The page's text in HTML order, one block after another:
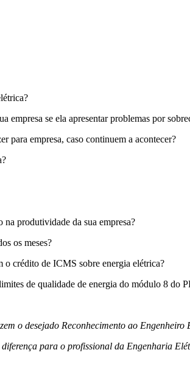
empresa se ela apresentar problemas por
para empresa, caso continuem a acontecer?
na produtividade da sua empresa?
os meses?
o crédito de ICMS sobre energia elétrica?
de qualidade de energia do módulo 8 do
o desejado Reconhecimento ao Engenheiro
para o profissional da Engenharia